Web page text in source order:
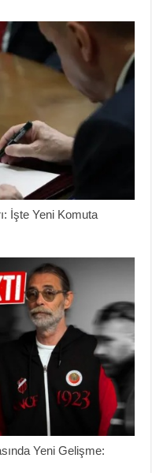
İşte Yeni Komuta
Yeni Gelişme: